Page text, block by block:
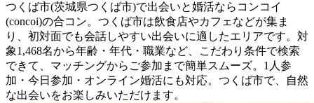
つくば市(茨城県つくば市)で出会いと婚活ならコンコイ
(concoi)の合コン。つくば市は飲食店やカフェなどが集ま
り、初対面でも会話しやすい出会いに適したエリアです。対
象1,468名から年齢・年代・職業など、こだわり条件で検索
できて、マッチングからご参加まで簡単スムーズ。1人参
加・今日参加・オンライン婚活にも対応。つくば市で、自然
な出会いをお楽しみいただけます。